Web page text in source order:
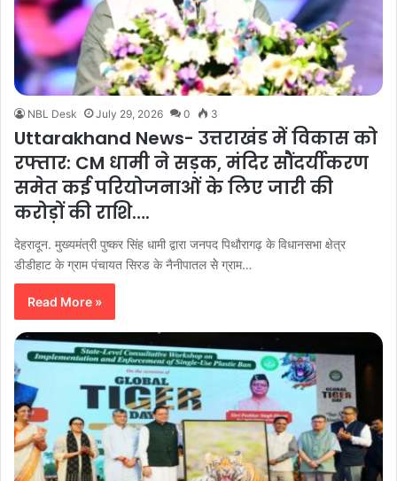
NBL Desk July 29, 2026 0 3
Uttarakhand News- उत्तराखंड में विकास को
रफ्तार: CM धामी ने सड़क, मंदिर सौंदर्यीकरण
समेत कई परियोजनाओं के लिए जारी की
करोड़ों की राशि….
देहरादून. मुख्यमंत्री पुष्कर सिंह धामी द्वारा जनपद पिथौरागढ़ के विधानसभा क्षेत्र
डीडीहाट के ग्राम पंचायत सिरड के नैनीपातल सेे ग्राम…
Read More »